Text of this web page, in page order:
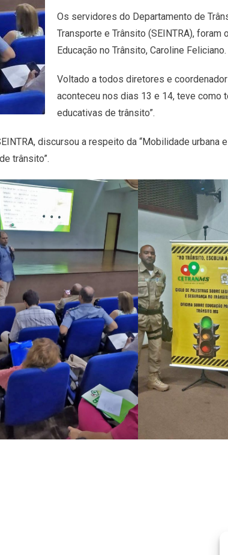
Os servidores do Departamento de
Transporte e Trânsito (SEINTRA),
Educação no Trânsito, Caroline Feliciano.
Voltado a todos diretores e
aconteceu nos dias 13 e 14, teve como
educativas de trânsito”.
discursou a respeito da “Mobilidade urbana
trânsito”.